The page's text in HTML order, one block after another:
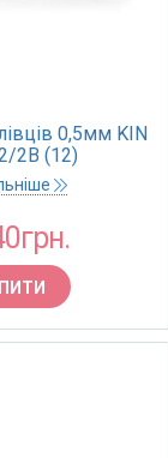
0,5мм KIN
2B (12)